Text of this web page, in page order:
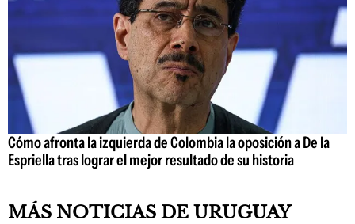
Cómo afronta la izquierda de Colombia la oposición a De la
Espriella tras lograr el mejor resultado de su historia
MÁS NOTICIAS DE URUGUAY